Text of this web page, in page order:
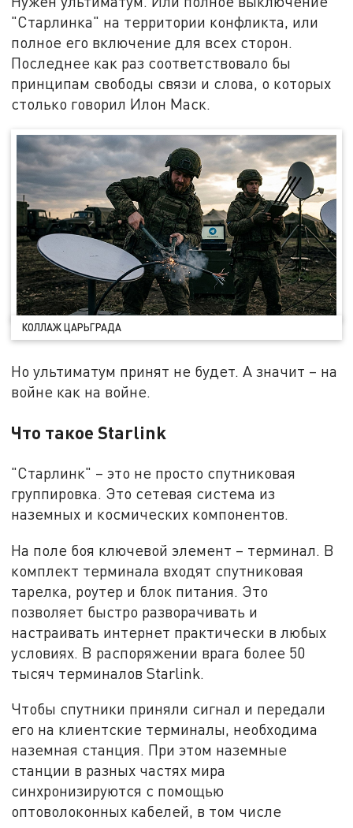
"Старлинка" на территории конфликта, или
полное его включение для всех сторон.
Последнее как раз соответствовало бы
принципам свободы связи и слова, о которых
столько говорил Илон Маск.
КОЛЛАЖ ЦАРЬГРАДА
Но ультиматум принят не будет. А значит – на
войне как на войне.
Что такое Starlink
"Старлинк" – это не просто спутниковая
группировка. Это сетевая система из
наземных и космических компонентов.
На поле боя ключевой элемент – терминал. В
комплект терминала входят спутниковая
тарелка, роутер и блок питания. Это
позволяет быстро разворачивать и
настраивать интернет практически в любых
условиях. В распоряжении врага более 50
тысяч терминалов Starlink.
Чтобы спутники приняли сигнал и передали
его на клиентские терминалы, необходима
наземная станция. При этом наземные
станции в разных частях мира
синхронизируются с помощью
оптоволоконных кабелей, в том числе